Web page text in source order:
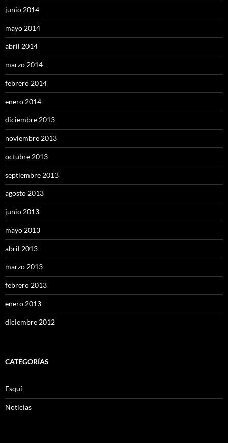
junio 2014
mayo 2014
abril 2014
marzo 2014
febrero 2014
enero 2014
diciembre 2013
noviembre 2013
octubre 2013
septiembre 2013
agosto 2013
junio 2013
mayo 2013
abril 2013
marzo 2013
febrero 2013
enero 2013
diciembre 2012
CATEGORÍAS
Esquí
Noticias